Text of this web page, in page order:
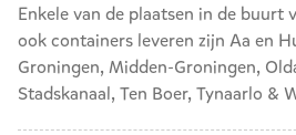
Enkele van de plaatsen in de buurt
ook containers leveren zijn Aa en
Groningen, Midden-Groningen,
Stadskanaal, Ten Boer, Tynaarlo &